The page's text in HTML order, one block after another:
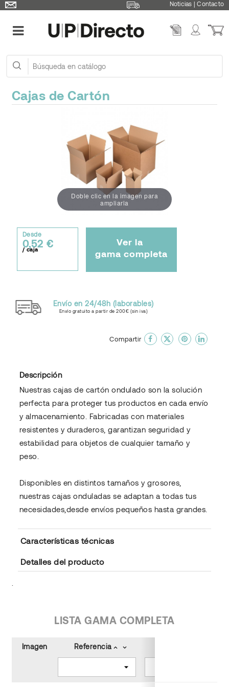
Noticias |Contacto
Cajas de Cartón
Doble clic en la imagen para
ampliarla
Desde
0,52 €
/ caja
Ver la
gama completa
Envío en 24/48h (laborables)
Envío gratuito a partir de 200€ (sin iva)
Compartir
Descripción
Nuestras cajas de cartón ondulado son la solución
perfecta para proteger tus productos en cada envío
y almacenamiento. Fabricadas con materiales
resistentes y duraderos, garantizan seguridad y
estabilidad para objetos de cualquier tamaño y
peso.
Disponibles en distintos tamaños y grosores,
nuestras cajas onduladas se adaptan a todas tus
necesidades,desde envíos pequeños hasta grandes.
Características técnicas
Detalles del producto
LISTA GAMA COMPLETA
Imagen Referencia keyboard_arrow_up keyboard_arrow_down